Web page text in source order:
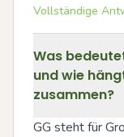
Vollständige
Was
und wie
zusammen?
GG steht für